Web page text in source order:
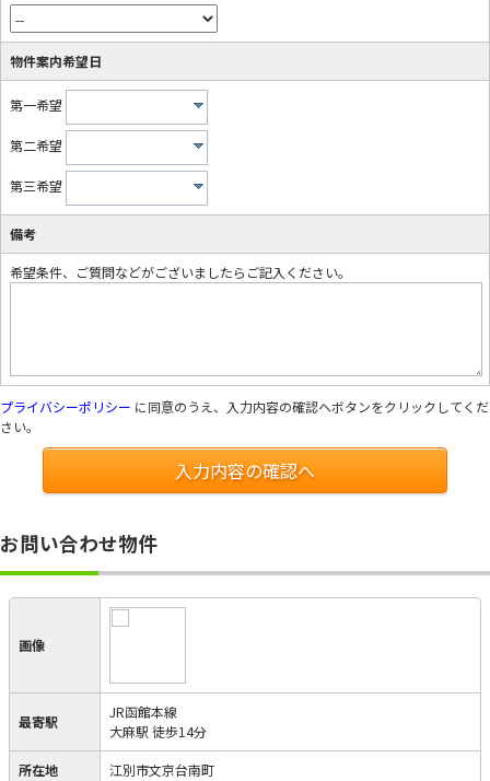
物件案内希望日
第一希望
第二希望
第三希望
備考
希望条件、ご質問などがございましたらご記入ください。
プライバシーポリシー に同意のうえ、入力内容の確認へボタンをクリックしてくだ
さい。
入力内容の確認へ
お問い合わせ物件
画像
最寄駅
JR函館本線
大麻駅 徒歩14分
所在地 江別市文京台南町